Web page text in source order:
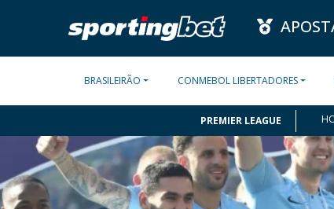
BRASILEIRÃO CONMEBOL LIBERTADORES
PREMIER LEAGUE